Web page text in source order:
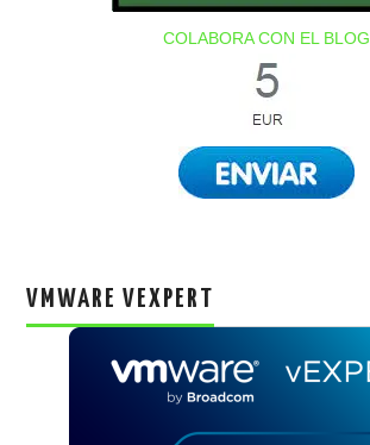
COLABORA CON EL BLOG
VMWARE VEXPERT